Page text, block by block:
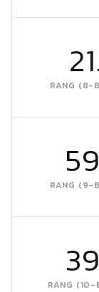
RANG (8-
RANG (9-
RANG (10-